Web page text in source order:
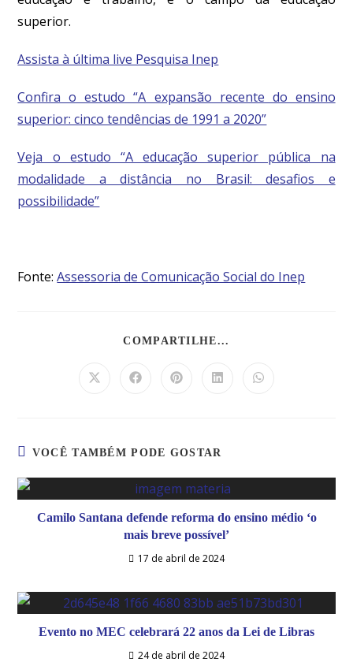
superior.
Assista à última live Pesquisa Inep
Confira o estudo “A expansão recente do ensino
superior: cinco tendências de 1991 a 2020”
Veja o estudo “A educação superior pública na
modalidade a distância no Brasil: desafios e
possibilidade”
Fonte:Assessoria de Comunicação Social do Inep
COMPARTILHE...
VOCÊ TAMBÉM PODE GOSTAR
Camilo Santana defende reforma do ensino médio ‘o
mais breve possível’
17 de abril de 2024
Evento no MEC celebrará 22 anos da Lei de Libras
24 de abril de 2024